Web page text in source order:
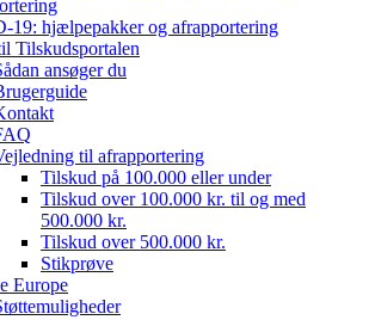
19: hjælpepakker og afrapportering
Tilskudsportalen
ansøger du
til afrapportering
Tilskud på 100.000 eller under
Tilskud over 100.000 kr. til og med
500.000 kr.
Tilskud over 500.000 kr.
Stikprøve
Europe